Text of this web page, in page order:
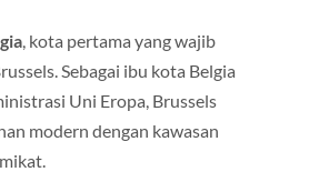
, kota pertama yang wajib
Sebagai ibu kota Belgia
Uni Eropa, Brussels
modern dengan kawasan